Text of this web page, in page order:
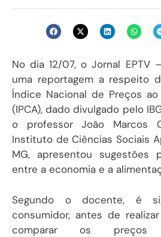
No dia 12/07, o Jornal EPTV
uma reportagem a respeito
Índice Nacional de Preços
(IPCA), dado divulgado pelo
o professor João Marcos
Instituto de Ciências Sociais
MG, apresentou sugestões
entre a economia e a
Segundo o docente, é
consumidor, antes de
comparar os preços